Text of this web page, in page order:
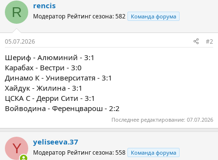
R rencis
Модератор Рейтинг сезона: 582 Команда форума
05.07.2026 #2
Шериф - Алюминий - 3:1
Карабах - Вестри - 3:0
Динамо К - Университатя - 3:1
Хайдук - Жилина - 3:1
ЦСКА С - Дерри Сити - 3:1
Войводина - Ференцварош - 2:2
Последнее редактирование: 07.07.2026
Y yeliseeva.37
Модератор Рейтинг сезона: 558 Команда форума